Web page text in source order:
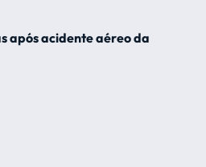
após acidente aéreo da